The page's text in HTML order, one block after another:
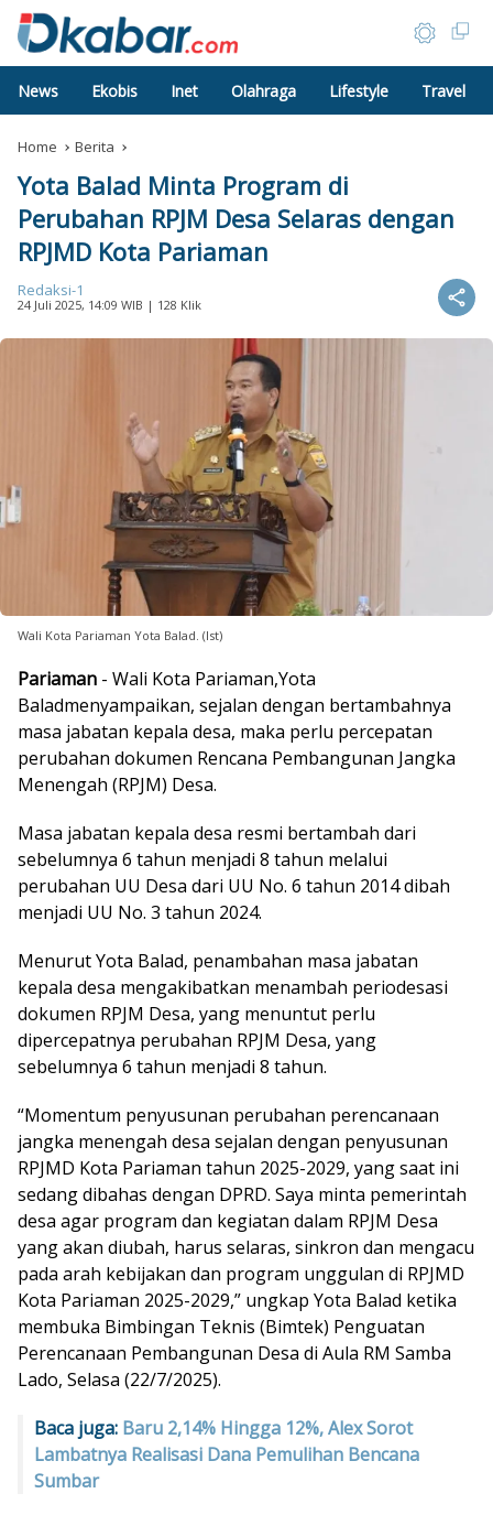
News Ekobis Inet Olahraga Lifestyle Travel
Home Berita
Yota Balad Minta Program di
Perubahan RPJM Desa Selaras dengan
RPJMD Kota Pariaman
Redaksi-1
24 Juli 2025, 14:09 WIB | 128 Klik
Wali Kota Pariaman Yota Balad. (Ist)
Pariaman - Wali Kota Pariaman,Yota
Baladmenyampaikan, sejalan dengan bertambahnya
masa jabatan kepala desa, maka perlu percepatan
perubahan dokumen Rencana Pembangunan Jangka
Menengah (RPJM) Desa.
Masa jabatan kepala desa resmi bertambah dari
sebelumnya 6 tahun menjadi 8 tahun melalui
perubahan UU Desa dari UU No. 6 tahun 2014 dibah
menjadi UU No. 3 tahun 2024.
Menurut Yota Balad, penambahan masa jabatan
kepala desa mengakibatkan menambah periodesasi
dokumen RPJM Desa, yang menuntut perlu
dipercepatnya perubahan RPJM Desa, yang
sebelumnya 6 tahun menjadi 8 tahun.
“Momentum penyusunan perubahan perencanaan
jangka menengah desa sejalan dengan penyusunan
RPJMD Kota Pariaman tahun 2025-2029, yang saat ini
sedang dibahas dengan DPRD. Saya minta pemerintah
desa agar program dan kegiatan dalam RPJM Desa
yang akan diubah, harus selaras, sinkron dan mengacu
pada arah kebijakan dan program unggulan di RPJMD
Kota Pariaman 2025-2029,” ungkap Yota Balad ketika
membuka Bimbingan Teknis (Bimtek) Penguatan
Perencanaan Pembangunan Desa di Aula RM Samba
Lado, Selasa (22/7/2025).
Baca juga: Baru 2,14% Hingga 12%, Alex Sorot
Lambatnya Realisasi Dana Pemulihan Bencana
Sumbar